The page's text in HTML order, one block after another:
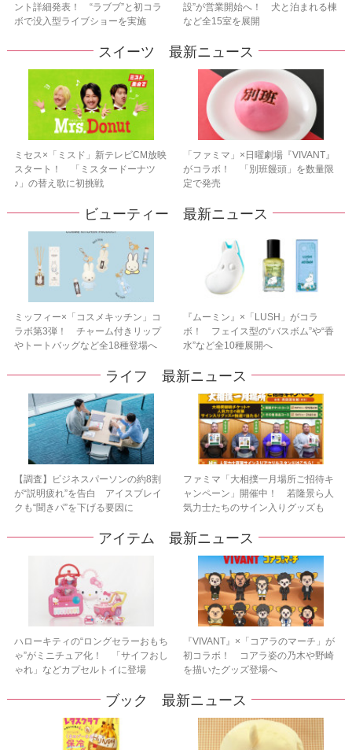
ント詳細発表！ “ラブブ”と初コラ
ボで没入型ライブショーを実施
設”が営業開始へ！ 犬と泊まれる棟
など全15室を展開
スイーツ 最新ニュース
ミセス×「ミスド」新テレビCM放映
スタート！ 「ミスタードーナツ
♪」の替え歌に初挑戦
「ファミマ」×日曜劇場『VIVANT』
がコラボ！ 「別班饅頭」を数量限
定で発売
ビューティー 最新ニュース
ミッフィー×「コスメキッチン」コ
ラボ第3弾！ チャーム付きリップ
やトートバッグなど全18種登場へ
『ムーミン』×「LUSH」がコラ
ボ！ フェイス型の“バスボム”や“香
水”など全10種展開へ
ライフ 最新ニュース
【調査】ビジネスパーソンの約8割
が“説明疲れ”を告白 アイスブレイ
クも“聞きパ”を下げる要因に
ファミマ「大相撲一月場所ご招待キ
ャンペーン」開催中！ 若隆景ら人
気力士たちのサイン入りグッズも
アイテム 最新ニュース
ハローキティの“ロングセラーおもち
ゃ”がミニチュア化！ 「サイフおし
ゃれ」などカプセルトイに登場
『VIVANT』×「コアラのマーチ」が
初コラボ！ コアラ姿の乃木や野崎
を描いたグッズ登場へ
ブック 最新ニュース